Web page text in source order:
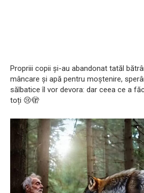
Propriii copii și-au abandonat tatăl
mâncare și apă pentru moștenire,
sălbatice îl vor devora: dar ceea ce a
toți 😢🫣